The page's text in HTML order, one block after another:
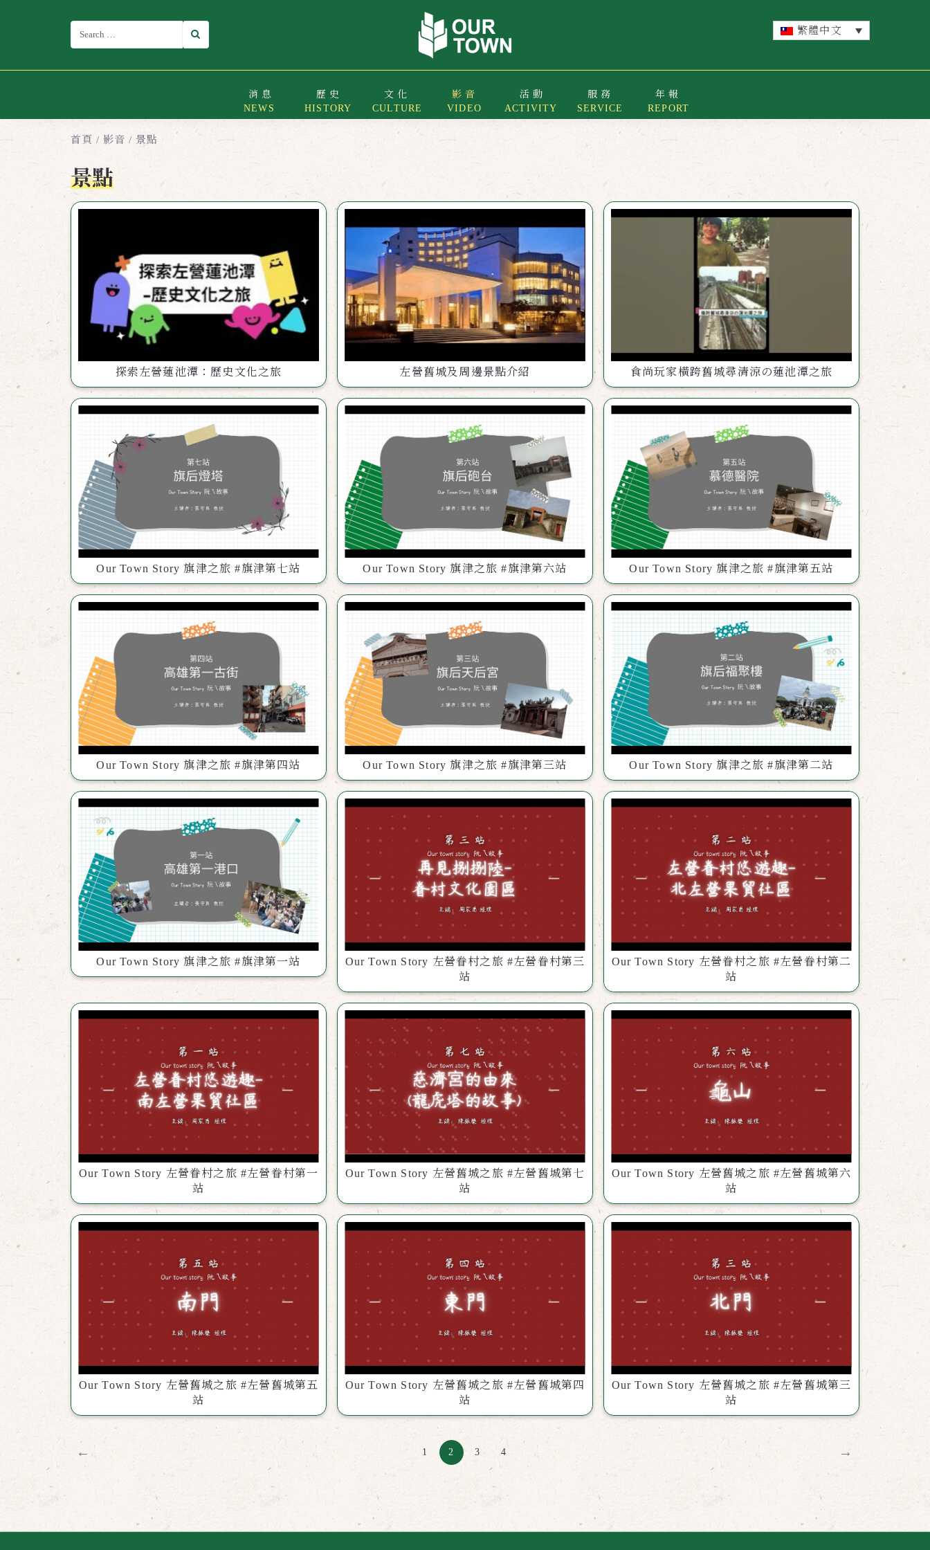
繁體中文
消息 歷史 文化 影音 活動 服務 年報
首頁 / 影音 / 景點
景點
探索左營蓮池潭：歷史文化之旅 左營舊城及周邊景點介紹 食尚玩家橫跨舊城尋清涼の蓮池潭之旅
Our Town Story 旗津之旅 #旗津第七站 Our Town Story 旗津之旅 #旗津第六站 Our Town Story 旗津之旅 #旗津第五站
Our Town Story 旗津之旅 #旗津第四站 Our Town Story 旗津之旅 #旗津第三站 Our Town Story 旗津之旅 #旗津第二站
Our Town Story 旗津之旅 #旗津第一站
Our Town Story 左營眷村之旅 #左營眷村第三
站
Our Town Story 左營眷村之旅 #左營眷村第二
站
Our Town Story 左營眷村之旅 #左營眷村第一
站
Our Town Story 左營舊城之旅 #左營舊城第七
站
Our Town Story 左營舊城之旅 #左營舊城第六
站
Our Town Story 左營舊城之旅 #左營舊城第五
站
Our Town Story 左營舊城之旅 #左營舊城第四
站
Our Town Story 左營舊城之旅 #左營舊城第三
站
← 1 2 3 4 →